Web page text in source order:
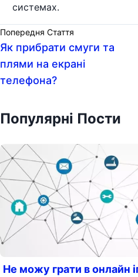
системах.
Попередня Стаття
Як прибрати смуги та
плями на екрані
телефона?
Популярні Пости
Не можу грати в онлайн